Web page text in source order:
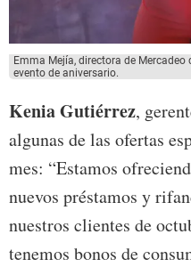
Emma Mejía, directora de Mercadeo
evento de aniversario.
Kenia Gutiérrez,
algunas de las ofertas
mes: “Estamos
nuevos préstamos y
nuestros clientes de
tenemos bonos de